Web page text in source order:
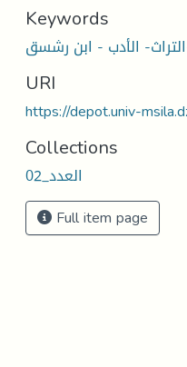
Keywords
التراث- الأدب - ابن رشسق
URI
https://depot.univ-
Collections
العدد_02
Full item page